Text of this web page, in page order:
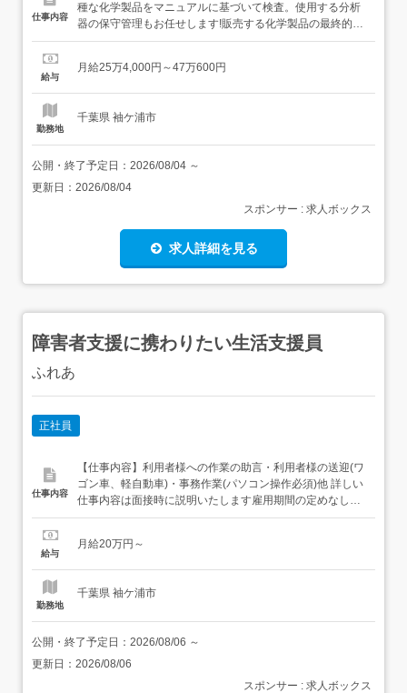
仕事内容
種な化学製品をマニュアルに基づいて検査。使用する分析
器の保守管理もお任せします!販売する化学製品の最終的な
品質チェックを行うことや、自社製品の品質を担保するな
フ。工場内で製造した製品をチェックする必要があるた
給与
月給25万4,000円～47万600円
勤務地
千葉県 袖ケ浦市
公開・終了予定日： 2026/08/04 ～
更新日： 2026/08/04
スポンサー : 求人ボックス
求人詳細を見る
障害者支援に携わりたい生活支援員
ふれあ
正社員
仕事内容
【仕事内容】利用者様への作業の助言・利用者様の送迎(ワ
ゴン車、軽自動車)・事務作業(パソコン操作必須)他 詳しい
仕事内容は面接時に説明いたします雇用期間の定めなし転
勤の可能性あり転勤範囲 袖ヶ浦市内 【経験・資格】<応募
福祉士のいずれか必須普通自動車運転免許(AT限定可)必要
給与
月給20万円～
勤務地
千葉県 袖ケ浦市
公開・終了予定日： 2026/08/06 ～
更新日： 2026/08/06
スポンサー : 求人ボックス